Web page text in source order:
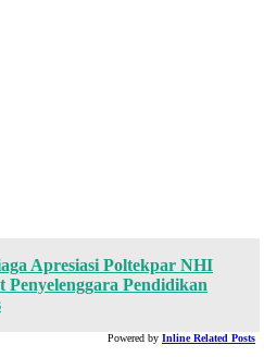
Apresiasi Poltekpar NHI
Penyelenggara Pendidikan
Powered by Inline Related Posts